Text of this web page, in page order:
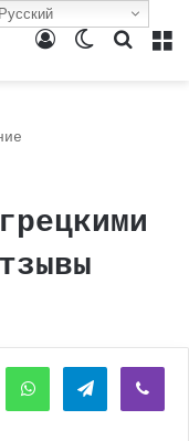
Поиск
Switch
Войти
WhatsAppTelegram
Русский